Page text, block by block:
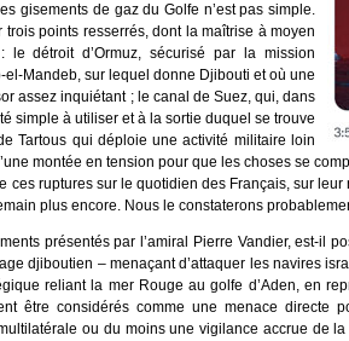
gisements de gaz du Golfe n’est pas simple.
trois points resserrés, dont la maîtrise à moyen
le détroit d’Ormuz, sécurisé par la mission
el-Mandeb, sur lequel donne Djibouti et où une
assez inquiétant ; le canal de Suez, qui, dans
simple à utiliser et à la sortie duquel se trouve
Tartous qui déploie une activité militaire loin
montée en tension pour que les choses se
ces ruptures sur le quotidien des Français, sur
plus encore. Nous le constaterons
présentés par l’amiral Pierre Vandier, est-il
djiboutien – menaçant d’attaquer les navires
reliant la mer Rouge au golfe d’Aden, en
être considérés comme une menace directe
ou du moins une vigilance accrue de